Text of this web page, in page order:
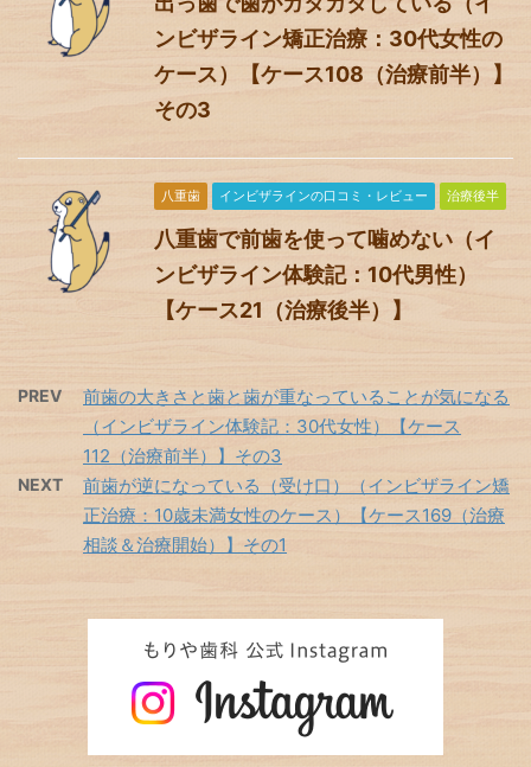
ンビザライン矯正治療：30代女性の
ケース）【ケース108（治療前半）】
その3
八重歯 インビザラインの口コミ・レビュー 治療後半
八重歯で前歯を使って噛めない（イ
ンビザライン体験記：10代男性）
【ケース21（治療後半）】
PREV
前歯の大きさと歯と歯が重なっていることが気になる
（インビザライン体験記：30代女性）【ケース
112（治療前半）】その3
NEXT
前歯が逆になっている（受け口）（インビザライン矯
正治療：10歳未満女性のケース）【ケース169（治療
相談＆治療開始）】その1